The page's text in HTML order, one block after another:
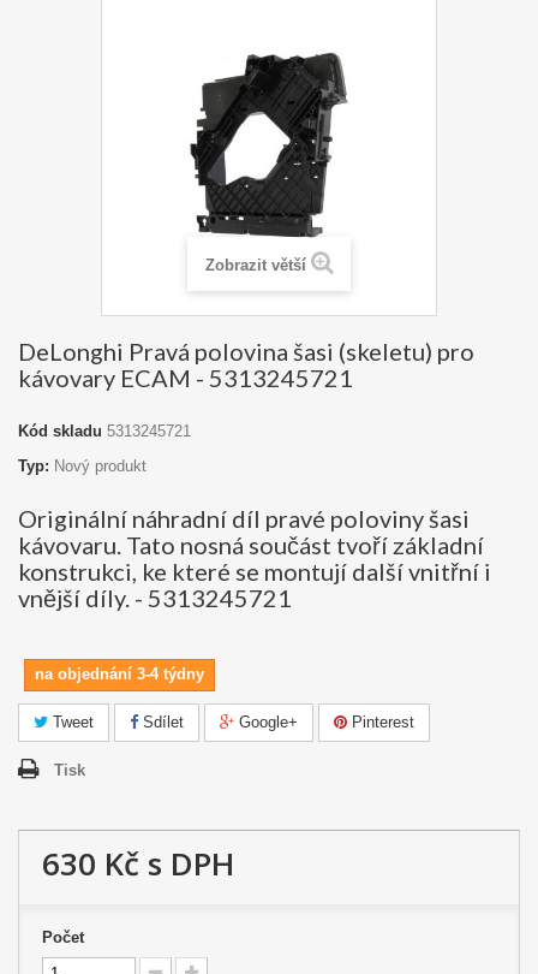
Zobrazit větší
DeLonghi Pravá polovina šasi (skeletu) pro
kávovary ECAM - 5313245721
Kód skladu 5313245721
Typ: Nový produkt
Originální náhradní díl pravé poloviny šasi
kávovaru. Tato nosná součást tvoří základní
konstrukci, ke které se montují další vnitřní i
vnější díly. - 5313245721
na objednání 3-4 týdny
Tweet Sdílet Google+ Pinterest
Tisk
630 Kč s DPH
Počet